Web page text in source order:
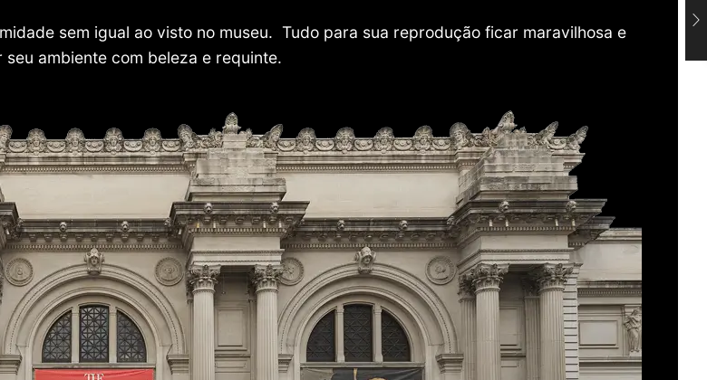
sem igual ao visto no museu. Tudo para sua reprodução ficar maravilhosa e
seu ambiente com beleza e requinte.